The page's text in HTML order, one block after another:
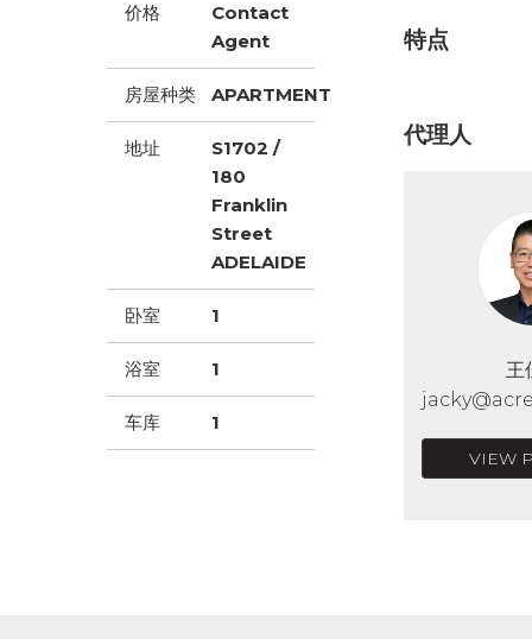
价格
Contact
Agent
房屋种类 APARTMENT
地址
S1702 /
180
Franklin
Street
ADELAIDE
卧室 1
浴室 1
车库 1
特点
代理人
王
VIEW